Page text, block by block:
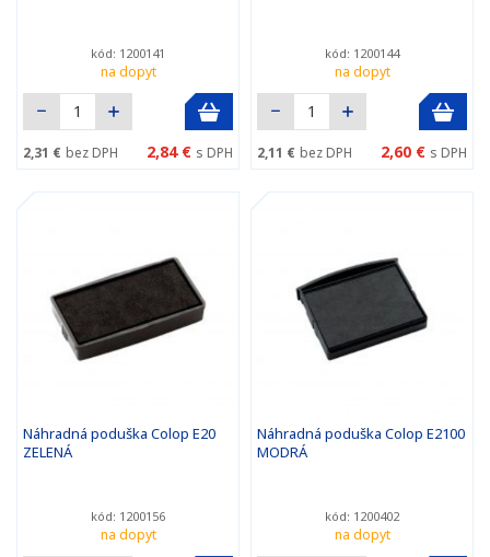
kód: 1200141
na dopyt
2,31 € bez DPH 2,84 € s DPH
kód: 1200144
na dopyt
2,11 € bez DPH 2,60 € s DPH
Náhradná poduška Colop E20
ZELENÁ
kód: 1200156
na dopyt
Náhradná poduška Colop E2100
MODRÁ
kód: 1200402
na dopyt